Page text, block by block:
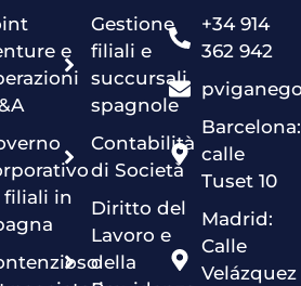
e
filiali in
Gestione
filiali e
succursali
spagnole
Contabilità
di Società
Diritto del
Lavoro e
della
+34 914
362 942
Barcelona:
calle
Tuset 10
Madrid:
Calle
Velázquez